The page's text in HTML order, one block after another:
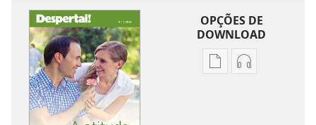
OPÇÕES DE
DOWNLOAD
OpçõesOpções